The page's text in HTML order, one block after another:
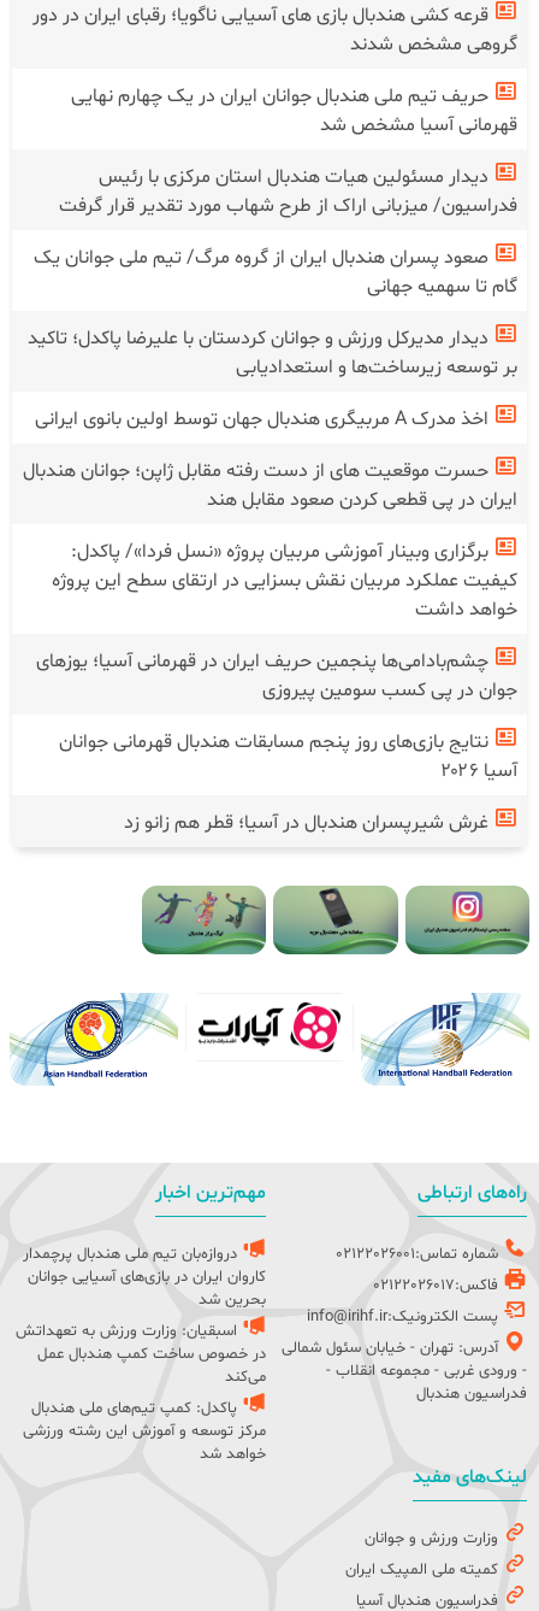
قرعه کشی هندبال بازی های آسیایی ناگویا؛ رقبای ایران در دور
گروهی مشخص شدند
حریف تیم ملی هندبال جوانان ایران در یک چهارم نهایی
قهرمانی آسیا مشخص شد
دیدار مسئولین هیات هندبال استان مرکزی با رئیس
فدراسیون/ میزبانی اراک از طرح شهاب مورد تقدیر قرار گرفت
صعود پسران هندبال ایران از گروه مرگ/ تیم ملی جوانان یک
گام تا سهمیه جهانی
دیدار مدیرکل ورزش و جوانان کردستان با علیرضا پاکدل؛ تاکید
بر توسعه زیرساخت‌ها و استعدادیابی
اخذ مدرک A مربیگری هندبال جهان توسط اولین بانوی ایرانی
حسرت موقعیت های از دست رفته مقابل ژاپن؛ جوانان هندبال
ایران در پی قطعی کردن صعود مقابل هند
برگزاری وبینار آموزشی مربیان پروژه «نسل فردا»/ پاکدل:
کیفیت عملکرد مربیان نقش بسزایی در ارتقای سطح این پروژه
خواهد داشت
چشم‌بادامی‌ها پنجمین حریف ایران در قهرمانی آسیا؛ یوز‌های
جوان در پی کسب سومین پیروزی
نتایج بازی‌های روز پنجم مسابقات هندبال قهرمانی جوانان
آسیا ۲۰۲۶
غرش شیرپسران هندبال در آسیا؛ قطر هم زانو زد
راه‌های ارتباطی
شماره تماس:02122026001
فاکس:02122026017
پست الکترونیک:info@irihf.ir
آدرس: تهران - خیابان سئول شمالی
- ورودی غربی - مجموعه انقلاب -
فدراسیون هندبال
مهم‌ترین اخبار
دروازه‌بان تیم ملی هندبال پرچمدار
کاروان ایران در بازی‌های آسیایی جوانان
بحرین شد
اسبقیان: وزارت ورزش به تعهداتش
در خصوص ساخت کمپ هندبال عمل
می‌کند
پاکدل: کمپ تیم‌های ملی هندبال
مرکز توسعه و آموزش این رشته ورزشی
خواهد شد
لینک‌های مفید
وزارت ورزش و جوانان
کمیته ملی المپیک ایران
فدراسیون هندبال آسیا